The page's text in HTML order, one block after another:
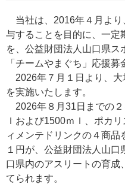
当社は、2016年４月より
与することを目的に、一定
を、公益財団法人山口県ス
「チームやまぐち」応援募
2026年７月１日より、大
を実施いたします。
2026年８月31日までの２
ｌおよび1500ｍｌ、ポカ
ィメンテドリンクの４商品
１円が、公益財団法人山
口県内のアスリートの育成
てられます。